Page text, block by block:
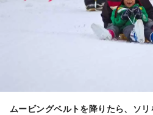
ムービングベルトを降りたら、ソ